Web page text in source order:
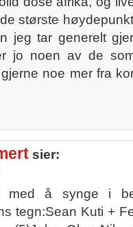
største
jeg tar generelt
jo noen av de
noe mer fra
sier:
å synge i
tegn:Sean Kuti +